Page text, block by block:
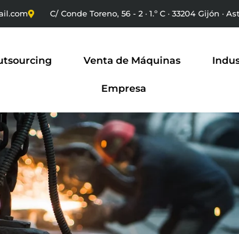
C/ Conde Toreno, 56 - 2 · 1.º C · 33204 Gijón ·
Venta de Máquinas
Empresa